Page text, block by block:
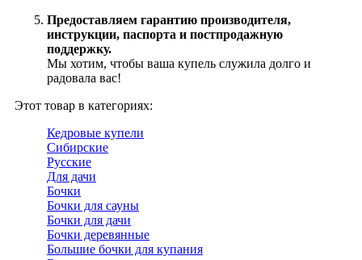
Предоставляем гарантию производителя,
инструкции, паспорта и постпродажную
поддержку.
Мы хотим, чтобы ваша купель служила долго и
радовала вас!
Этот товар в категориях:
Кедровые купели
Сибирские
Русские
Для дачи
Бочки
Бочки для сауны
Бочки для дачи
Бочки деревянные
Большие бочки для купания